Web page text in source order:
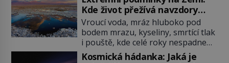
stranu zvládnou jen představitelné
věci. Na malé kousky Název:
Columbia První […]
domy, vyrábět lodě, zapisovat první
texty a inspiroval řadu pověstí.
Tato skromná, ale užitečná
rostlina provází člověka už tisíce
let. Většina lidí vnímá rákos jen jako
obyčejnou kulisu letního koupání.
Kde život přežívá navzdory
všemu
Vroucí voda, mráz hluboko pod
bodem mrazu, kyseliny, smrtící tlak
i pouště, kde celé roky nespadne
jediná kapka deště. Na první
Kosmická hádanka: Jaká je